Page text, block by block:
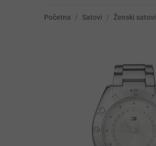
Početna / Satovi / Ženski satovi